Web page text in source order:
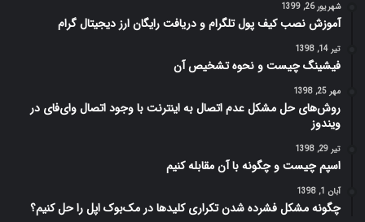
شهریور 26, 1399
آموزش نصب کیف پول تلگرام و دریافت رایگان ارز دیجیتال گرام
تیر 14, 1398
فیشینگ چیست و نحوه تشخیص آن
مهر 25, 1398
روش‌های حل مشکل عدم اتصال به اینترنت با وجود اتصال وای‌فای در
ویندوز
تیر 29, 1398
اسپم چیست و چگونه با آن مقابله کنیم
آبان 1, 1398
چگونه مشکل فشرده شدن تکراری کلید‌ها در مک‌بوک اپل را حل کنیم؟